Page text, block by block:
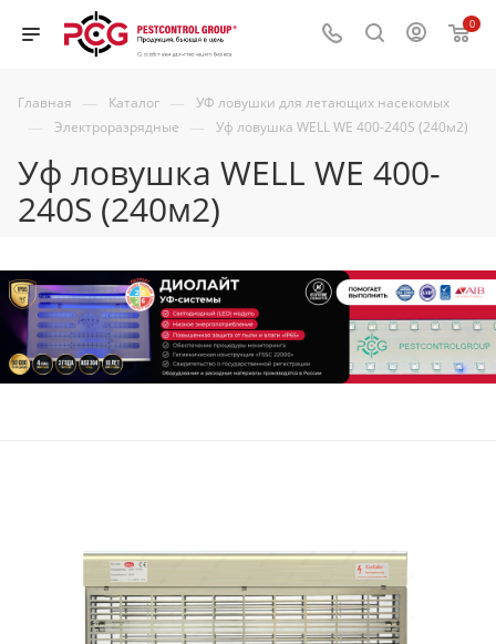
0
Главная — Каталог — УФ ловушки для летающих насекомых
— Электроразрядные — Уф ловушка WELL WE 400-240S (240м2)
Уф ловушка WELL WE 400-
240S (240м2)